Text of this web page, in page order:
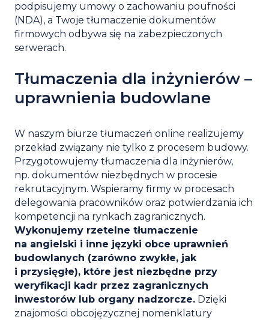
podpisujemy umowy o zachowaniu poufności
(NDA), a Twoje tłumaczenie dokumentów
firmowych odbywa się na zabezpieczonych
serwerach.
Tłumaczenia dla inżynierów –
uprawnienia budowlane
W naszym biurze tłumaczeń online realizujemy
przekład związany nie tylko z procesem budowy.
Przygotowujemy tłumaczenia dla inżynierów,
np. dokumentów niezbędnych w procesie
rekrutacyjnym. Wspieramy firmy w procesach
delegowania pracowników oraz potwierdzania ich
kompetencji na rynkach zagranicznych.
Wykonujemy rzetelne tłumaczenie
na angielski i inne języki obce uprawnień
budowlanych (zarówno zwykłe, jak
i przysięgłe), które jest niezbędne przy
weryfikacji kadr przez zagranicznych
inwestorów lub organy nadzorcze. Dzięki
znajomości obcojęzycznej nomenklatury